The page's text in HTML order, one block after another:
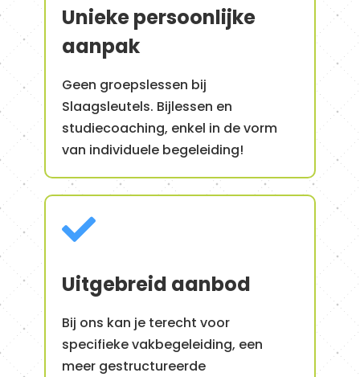
Unieke persoonlijke
aanpak
Geen groepslessen bij
Slaagsleutels. Bijlessen en
studiecoaching, enkel in de vorm
van individuele begeleiding!

Uitgebreid aanbod
Bij ons kan je terecht voor
specifieke vakbegeleiding, een
meer gestructureerde